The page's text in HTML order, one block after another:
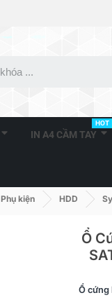
IN A4 CẦM TAY
HOT
Phụ kiện HDD
Ổ
Ổ cứng